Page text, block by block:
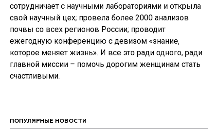
сотрудничает с научными лабораториями и открыла
свой научный цех; провела более 2000 анализов
почвы со всех регионов России; проводит
ежегодную конференцию с девизом «знание,
которое меняет жизнь». И все это ради одного, ради
главной миссии – помочь дорогим женщинам стать
счастливыми.
ПОПУЛЯРНЫЕ НОВОСТИ